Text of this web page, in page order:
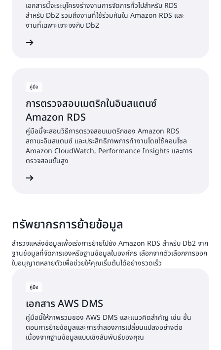
เอกสารนี้จะระบุโครงร่างงานการจัดการทั่วไปสำหรับ RDS
สำหรับ Db2 รวมถึงงานที่ใช้ร่วมกันใน Amazon RDS และ
งานที่เฉพาะเจาะจงกับ Db2
คู่มือ
การตรวจสอบเมตริกในอินสแตนซ์
Amazon RDS
คู่มือนี้จะสอนวิธีการตรวจสอบเมตริกของ Amazon RDS
สถานะอินสแตนซ์ และประสิทธิภาพการทำงานโดยใช้คอนโซล
Amazon CloudWatch, Performance Insights และการ
ตรวจสอบขั้นสูง
ทรัพยากรการย้ายข้อมูล
สำรวจแหล่งข้อมูลเพื่อเร่งการย้ายไปยัง Amazon RDS สำหรับ Db2 จาก
ฐานข้อมูลที่จัดการเองหรือฐานข้อมูลในองค์กร เลือกจากตัวเลือกการออก
ใบอนุญาตหลายตัวเพื่อช่วยให้คุณเริ่มต้นได้อย่างรวดเร็ว
คู่มือ
เอกสาร AWS DMS
คู่มือนี้ให้ภาพรวมของ AWS DMS และแนวคิดสำคัญ เช่น ขั้น
ตอนการย้ายข้อมูลและการจำลองการเปลี่ยนแปลงอย่างต่อ
เนื่องจากฐานข้อมูลแบบเชิงสัมพันธ์ของคุณ